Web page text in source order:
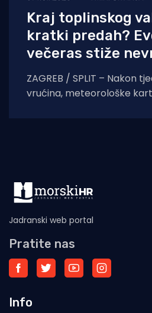
Kraj toplinskog
kratki predah?
večeras stiže
ZAGREB / SPLIT – Nakon
vrućina, meteorološke
Jadranski web portal
Pratite nas
Info